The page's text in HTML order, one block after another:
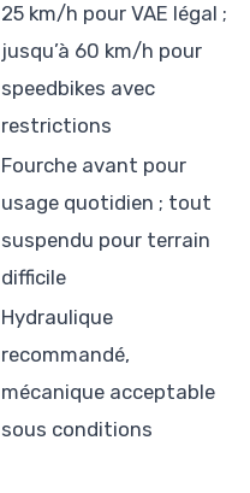
25 km/h pour VAE légal ;
jusqu’à 60 km/h pour
speedbikes avec
restrictions
Fourche avant pour
usage quotidien ; tout
suspendu pour terrain
difficile
Hydraulique
recommandé,
mécanique acceptable
sous conditions